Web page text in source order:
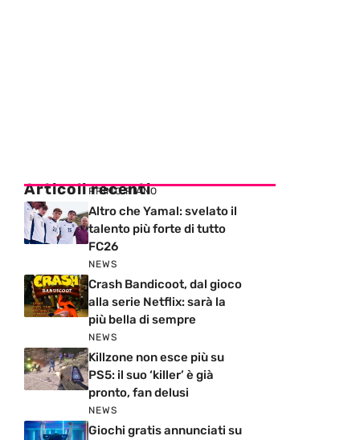
Articoli recenti
PRIMO PIANO
Altro che Yamal: svelato il
talento più forte di tutto
FC26
NEWS
Crash Bandicoot, dal gioco
alla serie Netflix: sarà la
più bella di sempre
NEWS
Killzone non esce più su
PS5: il suo ‘killer’ è già
pronto, fan delusi
NEWS
Giochi gratis annunciati su